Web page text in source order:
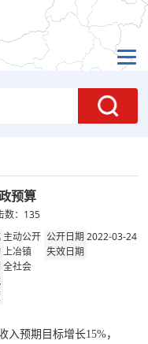
预算
： 135
主动公开 公开日期2022-03-24
上冶镇
失效日期
全社会
入预期目标增长15%，